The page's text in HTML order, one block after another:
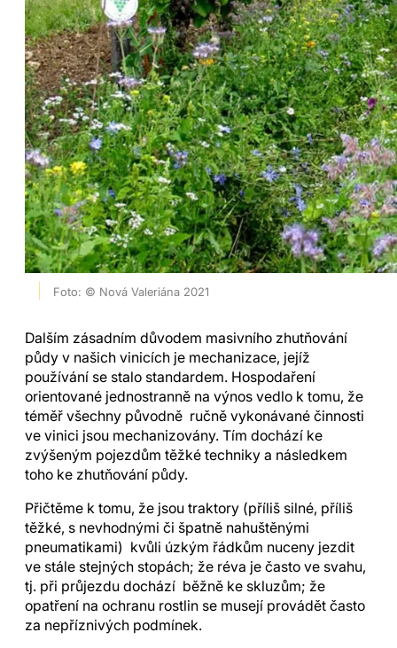
Foto: © Nová Valeriána 2021
Dalším zásadním důvodem masivního zhutňování
půdy v našich vinicích je mechanizace, jejíž
používání se stalo standardem. Hospodaření
orientované jednostranně na výnos vedlo k tomu, že
téměř všechny původně ručně vykonávané činnosti
ve vinici jsou mechanizovány. Tím dochází ke
zvýšeným pojezdům těžké techniky a následkem
toho ke zhutňování půdy.
Přičtěme k tomu, že jsou traktory (příliš silné, příliš
těžké, s nevhodnými či špatně nahuštěnými
pneumatikami) kvůli úzkým řádkům nuceny jezdit
ve stále stejných stopách; že réva je často ve svahu,
tj. při průjezdu dochází běžně ke skluzům; že
opatření na ochranu rostlin se musejí provádět často
za nepříznivých podmínek.